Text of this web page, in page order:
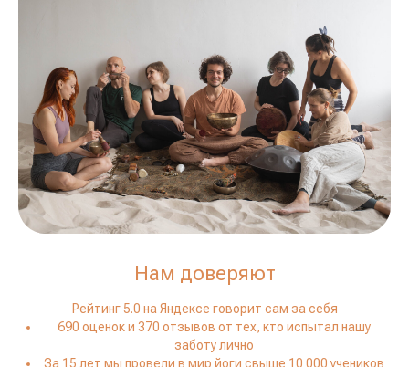
Нам доверяют
Рейтинг 5.0 на Яндексе говорит сам за себя
690 оценок и 370 отзывов от тех, кто испытал нашу
заботу лично
За 15 лет мы провели в мир йоги свыше 10 000 учеников